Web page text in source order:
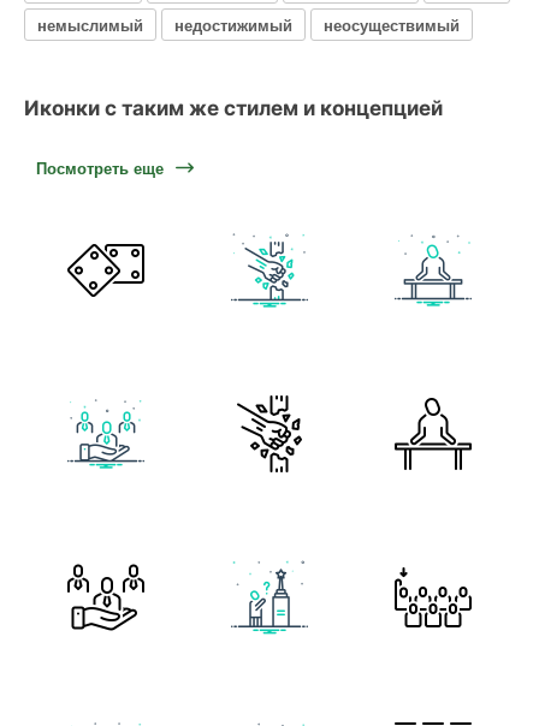
немыслимый
недостижимый неосуществимый
Иконки с таким же стилем и концепцией
Посмотреть еще